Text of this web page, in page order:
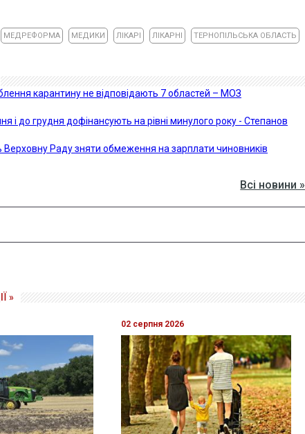
МЕДРЕФОРМА МЕДИКИ ЛІКАРІ ЛІКАРНІ ТЕРНОПІЛЬСЬКА ОБЛАСТЬ
карантину не відповідають 7 областей – МОЗ
і до грудня дофінансують на рівні минулого року - Степанов
Верховну Раду зняти обмеження на зарплати чиновників
Всі новини »
»
02 серпня 2026